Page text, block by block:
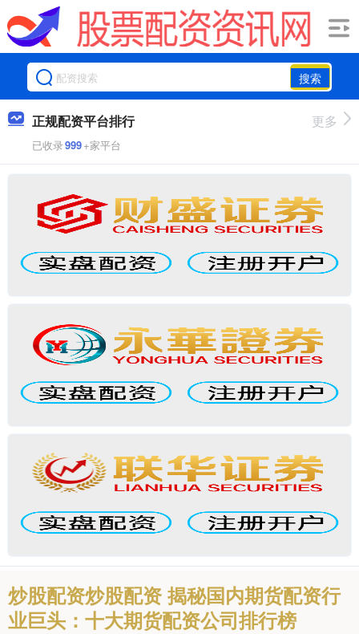
搜索
正规配资平台排行
已收录999+家平台
更多
炒股配资炒股配资 揭秘国内期货配资行
业巨头：十大期货配资公司排行榜